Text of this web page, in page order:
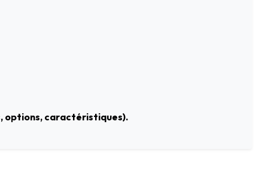
options, caractéristiques).